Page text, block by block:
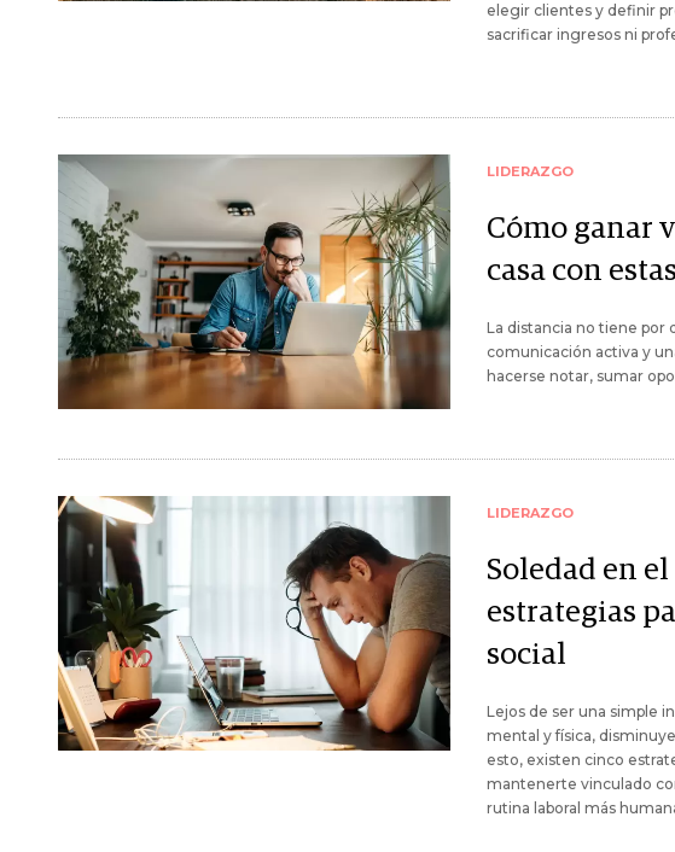
elegir clientes y definir
sacrificar ingresos ni
LIDERAZGO
Cómo ganar
casa con
La distancia no tiene por
comunicación activa y
hacerse notar, sumar
LIDERAZGO
Soledad en
estrategias
social
Lejos de ser una simple
mental y física,
esto, existen cinco
mantenerte vinculado
rutina laboral más